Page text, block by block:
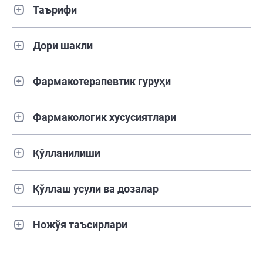
Таърифи
Дори шакли
Фармакотерапевтик гуруҳи
Фармакологик хусусиятлари
Қўлланилиши
Қўллаш усули ва дозалар
Ножўя таъсирлари